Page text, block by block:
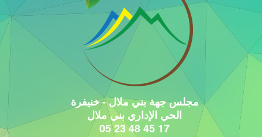
مجلس جهة بني ملال - خنيفرة
الحي الإداري بني ملال
17 45 48 23 05